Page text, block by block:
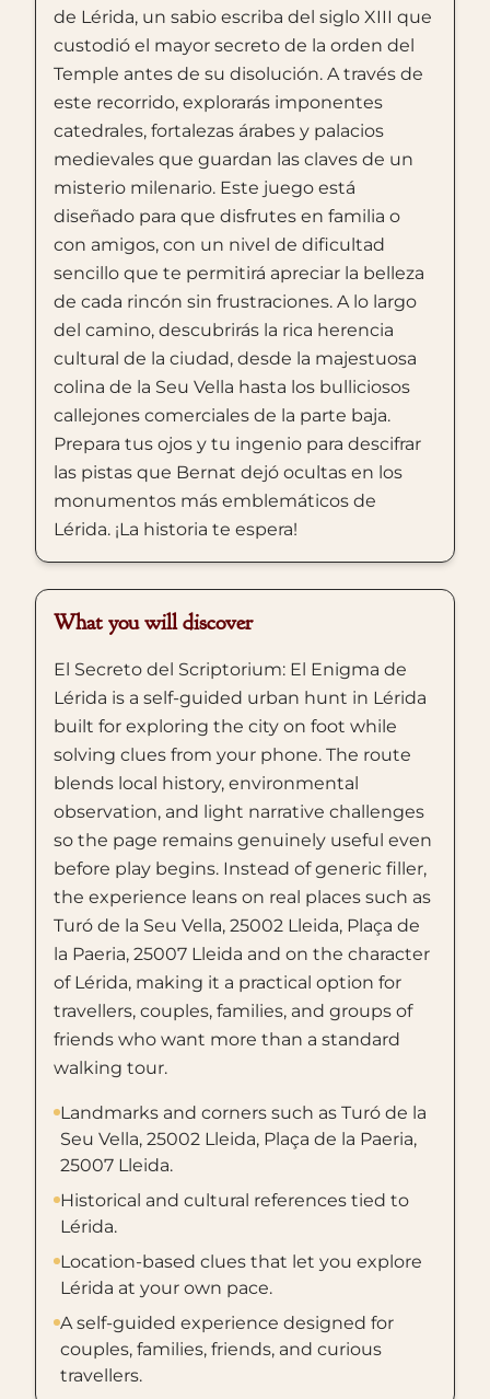
de Lérida, un sabio escriba del siglo XIII que
custodió el mayor secreto de la orden del
Temple antes de su disolución. A través de
este recorrido, explorarás imponentes
catedrales, fortalezas árabes y palacios
medievales que guardan las claves de un
misterio milenario. Este juego está
diseñado para que disfrutes en familia o
con amigos, con un nivel de dificultad
sencillo que te permitirá apreciar la belleza
de cada rincón sin frustraciones. A lo largo
del camino, descubrirás la rica herencia
cultural de la ciudad, desde la majestuosa
colina de la Seu Vella hasta los bulliciosos
callejones comerciales de la parte baja.
Prepara tus ojos y tu ingenio para descifrar
las pistas que Bernat dejó ocultas en los
monumentos más emblemáticos de
Lérida. ¡La historia te espera!
What you will discover
El Secreto del Scriptorium: El Enigma de
Lérida is a self-guided urban hunt in Lérida
built for exploring the city on foot while
solving clues from your phone. The route
blends local history, environmental
observation, and light narrative challenges
so the page remains genuinely useful even
before play begins. Instead of generic filler,
the experience leans on real places such as
Turó de la Seu Vella, 25002 Lleida, Plaça de
la Paeria, 25007 Lleida and on the character
of Lérida, making it a practical option for
travellers, couples, families, and groups of
friends who want more than a standard
walking tour.
Landmarks and corners such as Turó de la
Seu Vella, 25002 Lleida, Plaça de la Paeria,
25007 Lleida.
Historical and cultural references tied to
Lérida.
Location-based clues that let you explore
Lérida at your own pace.
A self-guided experience designed for
couples, families, friends, and curious
travellers.